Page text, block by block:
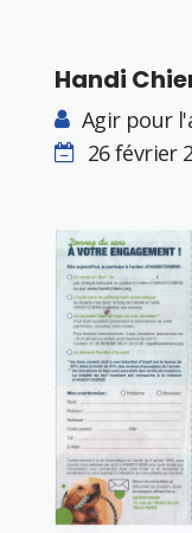
Handi
Agir pour
26 février